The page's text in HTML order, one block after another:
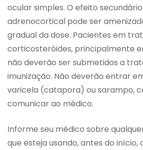
ocular simples. O efeito
adrenocortical pode ser
gradual da dose. Pacientes em
corticosteróides, principalmente
não deverão ser submetidos a
imunização. Não deverão entrar
varicela (catapora) ou sarampo,
comunicar ao médico.
Informe seu médico sobre
que esteja usando, antes do início,